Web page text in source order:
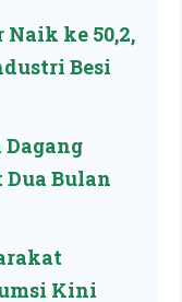
ke 50,2,
Besi
Dagang
Bulan
Kini